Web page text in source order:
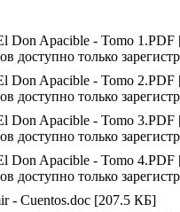
Don Apacible - Tomo
доступно только
Don Apacible - Tomo
доступно только
Don Apacible - Tomo
доступно только
Don Apacible - Tomo
доступно только
- Cuentos.doc [207.5 КБ]